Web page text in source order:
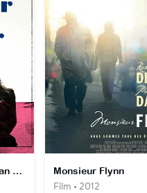
Love Is Thicker Than Water Monsieur Flynn
Film • 2012